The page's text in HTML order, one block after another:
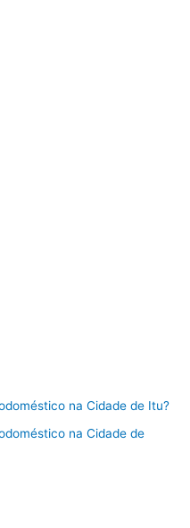
na Cidade de Itu?
na Cidade de